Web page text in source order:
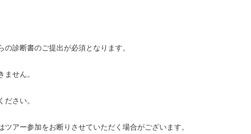
診断書のご提出が必須となります。
せん。
さい。
アー参加をお断りさせていただく場合がございます。